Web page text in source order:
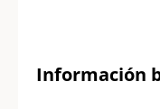
Información